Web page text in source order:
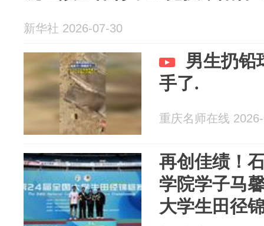
新华社 2026-07-30
男生扔铅
手了.
重庆名师在线
再创佳绩！
学院学子马
大学生田径